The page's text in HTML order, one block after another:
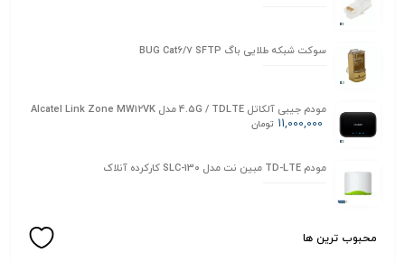
سوکت شبکه طلایی باگ BUG Cat6/7 SFTP
مودم جیبی آلکاتل 4.5G / TDLTE مدل Alcatel Link Zone MW12VK
11,000,000 تومان
مودم TD-LTE مبین نت مدل SLC-130 کارکرده آنلاک
محبوب ترین ها